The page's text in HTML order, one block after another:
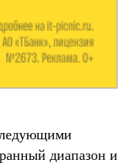
диапазон и